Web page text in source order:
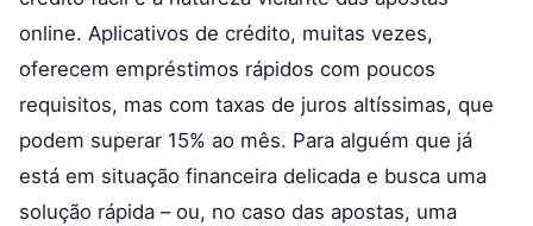
online. Aplicativos de crédito, muitas vezes,
oferecem empréstimos rápidos com poucos
requisitos, mas com taxas de juros altíssimas, que
podem superar 15% ao mês. Para alguém que já
está em situação financeira delicada e busca uma
solução rápida – ou, no caso das apostas, uma